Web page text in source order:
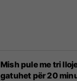
Mish pule me tri
gatuhet për 20